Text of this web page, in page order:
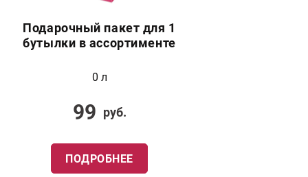
Подарочный пакет для 1
бутылки в ассортименте
0 л
99 руб.
ПОДРОБНЕЕ